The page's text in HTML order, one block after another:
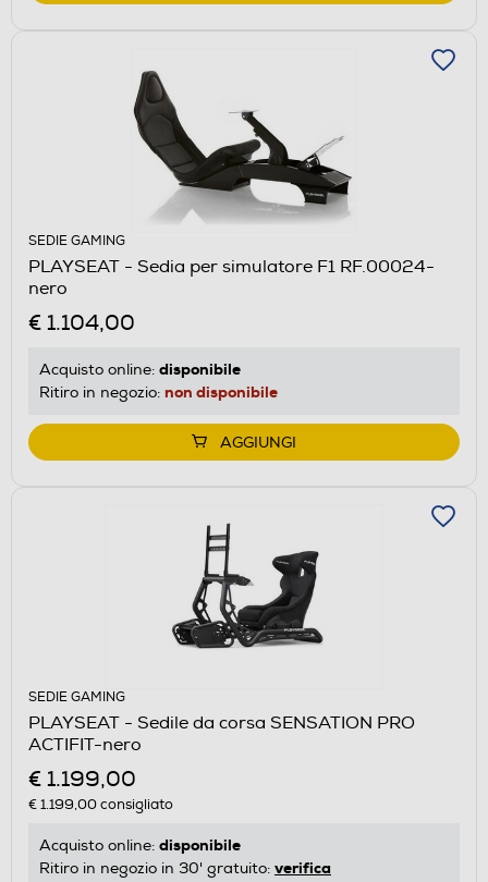
SEDIE GAMING
PLAYSEAT - Sedia per simulatore F1 RF.00024-
nero
€ 1.104,00
Acquisto online: disponibile
Ritiro in negozio: non disponibile
AGGIUNGI
SEDIE GAMING
PLAYSEAT - Sedile da corsa SENSATION PRO
ACTIFIT-nero
€ 1.199,00
€ 1.199,00consigliato
Acquisto online: disponibile
Ritiro in negozio in 30' gratuito: verifica